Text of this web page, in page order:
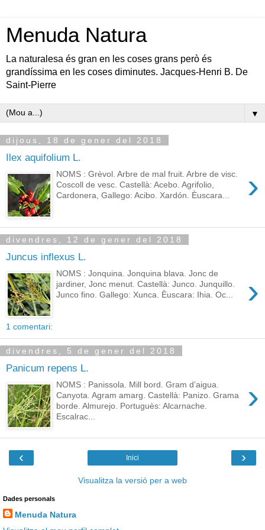
Menuda Natura
La naturalesa és gran en les coses grans però és
grandíssima en les coses diminutes. Jacques-Henri B. De
Saint-Pierre
▼
dijous, 18 de gener del 2018
Ilex aquifolium L.
›
NOMS : Grèvol. Arbre de mal fruit. Arbre de visc.
Coscoll de vesc. Castellà: Acebo. Agrifolio,
Cardonera, Gallego: Acibo. Xardón. Èuscara...
divendres, 12 de gener del 2018
Juncus inflexus L.
›
NOMS : Jonquina. Jonquina blava. Jonc de
jardiner, Jonc menut. Castellà: Junco. Junquillo.
Junco fino. Gallego: Xunca. Èuscara: Ihia. Oc...
1 comentari:
divendres, 5 de gener del 2018
Panicum repens L.
›
NOMS : Panissola. Mill bord. Gram d’aigua.
Canyota. Agram amarg. Castellà: Panizo. Grama
borde. Almurejo. Portuguès: Alcarnache.
Escalrac...
‹ ›
Inici
Visualitza la versió per a web
Dades personals
Menuda Natura